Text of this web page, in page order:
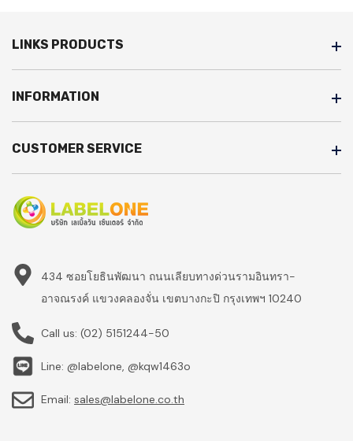
LINKS PRODUCTS
INFORMATION
CUSTOMER SERVICE
434 ซอยโยธินพัฒนา ถนนเลียบทางด่วนรามอินทรา-
อาจณรงค์ แขวงคลองจั่น เขตบางกะปิ กรุงเทพฯ 10240
Call us: (02) 5151244-50
Line: @labelone, @kqw1463o
Email: sales@labelone.co.th